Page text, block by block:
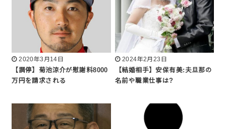
2020年3月14日
【調停】菊池涼介が慰謝料8000
万円を請求される
2024年2月23日
【結婚相手】安保有美:夫旦那の
名前や職業仕事は?